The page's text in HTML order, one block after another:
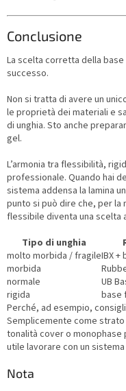
Conclusione
La scelta corretta della
successo.
Non si tratta di avere un
le proprietà dei materiali e
di unghia. Sto anche
gel.
L’armonia tra flessibilità,
professionale. Quando hai
sistema addensa la lamina
punto si può dire che, per la
flessibile diventa una scelta
Tipo di unghia
molto morbida / fragileIBX
morbida
normale
UB
rigida
base
Perché, ad esempio,
Semplicemente come
tonalità cover o monophase
utile lavorare con un
Nota